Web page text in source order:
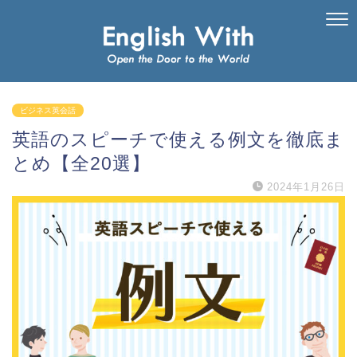
ビジネス英会話
英語のスピーチで使える例文を徹底ま
とめ【全20選】
2024年1月26日